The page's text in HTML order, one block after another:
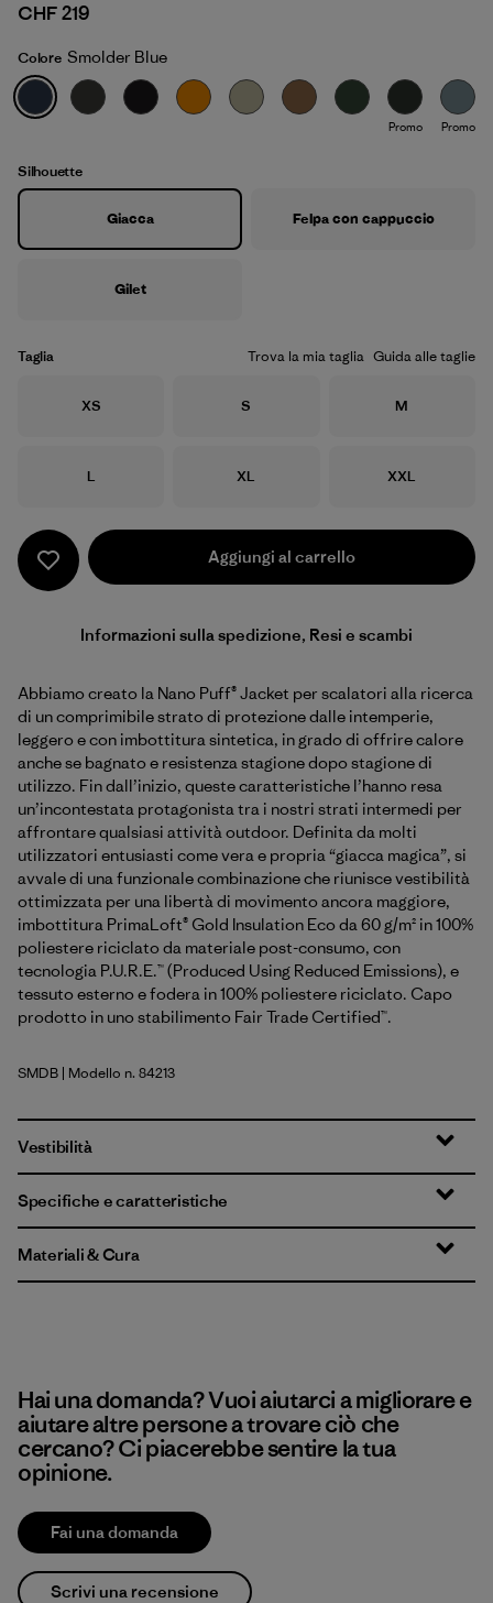
Smolder Blue
CHF 219
Colore Smolder Blue
Promo Promo
Silhouette
Giacca Felpa con cappuccio
Gilet
Taglia Trova la mia taglia Guida alle taglie
Taglia
XS Taglia
S Taglia
M
Taglia
L Taglia
XL Taglia
XXL
Aggiungi al carrello
Informazioni sulla spedizione, Resi e scambi
Abbiamo creato la Nano Puff® Jacket per scalatori alla ricerca
di un comprimibile strato di protezione dalle intemperie,
leggero e con imbottitura sintetica, in grado di offrire calore
anche se bagnato e resistenza stagione dopo stagione di
utilizzo. Fin dall’inizio, queste caratteristiche l’hanno resa
un’incontestata protagonista tra i nostri strati intermedi per
affrontare qualsiasi attività outdoor. Definita da molti
utilizzatori entusiasti come vera e propria “giacca magica”, si
avvale di una funzionale combinazione che riunisce vestibilità
ottimizzata per una libertà di movimento ancora maggiore,
imbottitura PrimaLoft® Gold Insulation Eco da 60 g/m² in 100%
poliestere riciclato da materiale post-consumo, con
tecnologia P.U.R.E.™ (Produced Using Reduced Emissions), e
tessuto esterno e fodera in 100% poliestere riciclato. Capo
prodotto in uno stabilimento Fair Trade Certified™.
Smolder Blue
SMDB | Modello n. 84213
Vestibilità
Specifiche e caratteristiche
Materiali & Cura
Hai una domanda? Vuoi aiutarci a migliorare e
aiutare altre persone a trovare ciò che
cercano? Ci piacerebbe sentire la tua
opinione.
Fai una domanda
Scrivi una recensione